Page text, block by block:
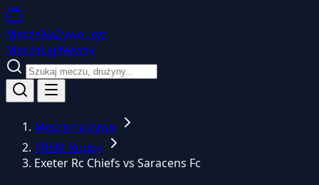
MeczeNaZywo .xyz
MeczeLigiNewsy
Mecze na żywo
PREM Rugby
Exeter Rc Chiefs vs Saracens Fc